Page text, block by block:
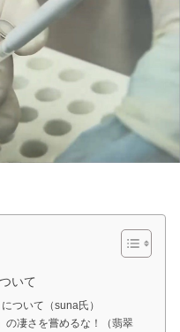
いて
ついて（suna氏）
の凄さを嘗めるな！（翡翠